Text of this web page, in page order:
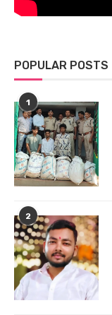
POPULAR POSTS
1
2